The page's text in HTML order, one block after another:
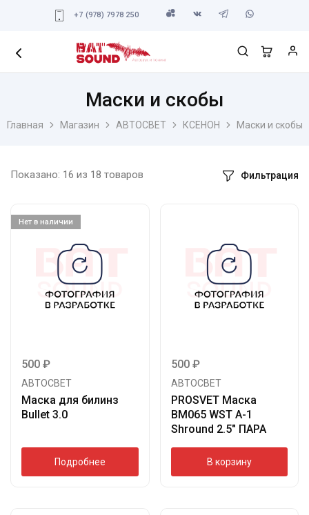
+7 (978) 7978 250
Главная Магазин АВТОСВЕТ КСЕНОН Маски и скобы
Маски и скобы
Показано: 16 из 18 товаров Фильтрация
Нет в наличии
500 ₽
АВТОСВЕТ
Маска для билинз
Bullet 3.0
Подробнее
500 ₽
АВТОСВЕТ
PROSVET Маска
BM065 WST A-1
Shround 2.5″ ПАРА
В корзину